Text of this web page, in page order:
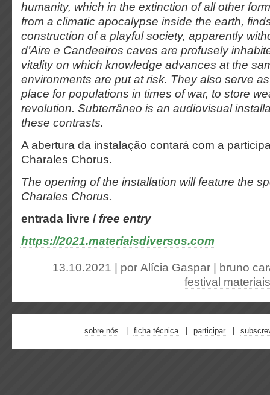
humanity, which in the extinction of all other
from a climatic apocalypse inside the earth,
construction of a playful society, apparently
d’Aire e Candeeiros caves are profusely
vitality on which knowledge advances at the
environments are put at risk. They also serve
place for populations in times of war, to store
revolution. Subterrâneo is an audiovisual
these contrasts.
A abertura da instalação contará com a
Charales Chorus.
The opening of the installation will feature the
Charales Chorus.
entrada livre / free entry
https://2021.materiaisdiversos.com
13.10.2021 | por Alícia Gaspar
bruno
festival
sobre nós ficha técnica participar